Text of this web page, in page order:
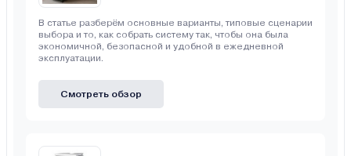
В статье разберём основные варианты, типовые сценарии
выбора и то, как собрать систему так, чтобы она была
экономичной, безопасной и удобной в ежедневной
эксплуатации.
Смотреть обзор